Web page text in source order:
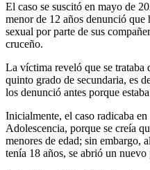
El caso se suscitó en mayo de
menor de 12 años denunció
sexual por parte de sus
cruceño.
La víctima reveló que se trataba
quinto grado de secundaria, es
los denunció antes porque
Inicialmente, el caso radicaba
Adolescencia, porque se creía
menores de edad; sin embargo,
tenía 18 años, se abrió un